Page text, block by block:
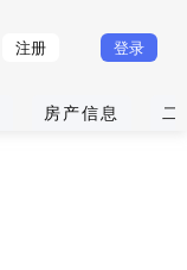
注册 登录
房产信息 二